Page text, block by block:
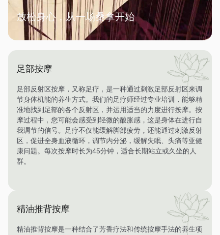
放松身心，从一场桑拿开始
足部按摩
足部反射区按摩，又称足疗，是一种通过刺激足部反射区来调
节身体机能的养生方式。我们的足疗师经过专业培训，能够精
准地找到足部的各个反射区，并运用适当的力度进行按摩。按
摩过程中，您可能会感受到轻微的酸胀感，这是身体在进行自
我调节的信号。足疗不仅能缓解脚部疲劳，还能通过刺激反射
区，促进全身血液循环，调节内分泌，缓解失眠、头痛等亚健
康问题。每次按摩时长为45分钟，适合长期站立或久坐的人
群。
精油推背按摩
精油推背按摩是一种结合了芳香疗法和传统按摩手法的养生项